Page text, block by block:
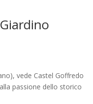
vede Castel Goffredo
passione dello storico